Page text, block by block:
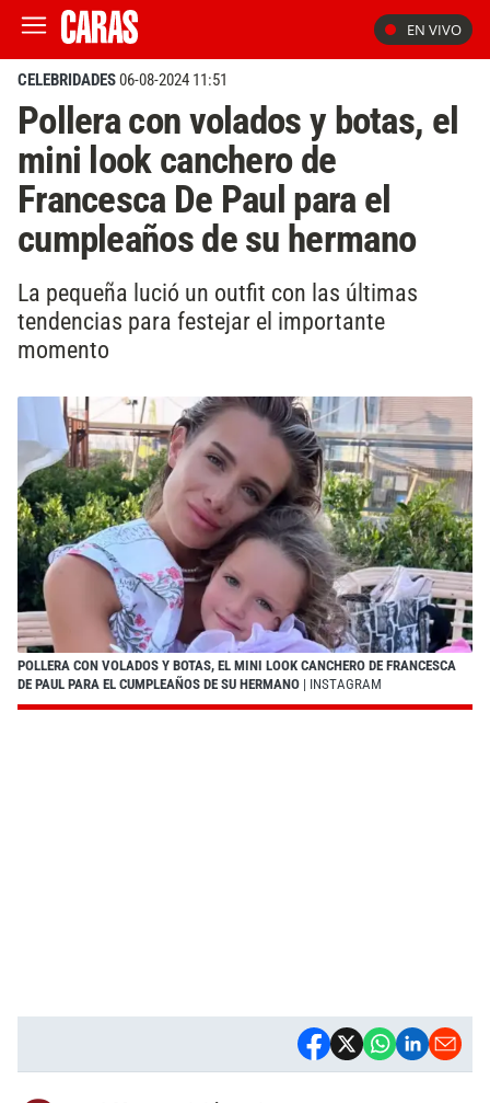
EN VIVO
CELEBRIDADES06-08-2024 11:51
Pollera con volados y botas, el
mini look canchero de
Francesca De Paul para el
cumpleaños de su hermano
La pequeña lució un outfit con las últimas
tendencias para festejar el importante
momento
POLLERA CON VOLADOS Y BOTAS, EL MINI LOOK CANCHERO DE FRANCESCA
DE PAUL PARA EL CUMPLEAÑOS DE SU HERMANO | INSTAGRAM